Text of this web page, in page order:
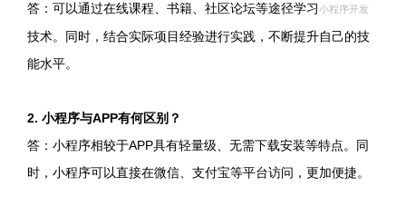
答：可以通过在线课程、书籍、社区论坛等途径学习小程序开发
技术。同时，结合实际项目经验进行实践，不断提升自己的技
能水平。
2. 小程序与APP有何区别？
答：小程序相较于APP具有轻量级、无需下载安装等特点。同
时，小程序可以直接在微信、支付宝等平台访问，更加便捷。 ​​